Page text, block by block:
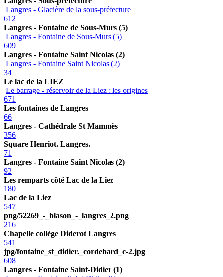
Langres - Glacière de la sous-préfecture
612
Langres - Fontaine de Sous-Murs (5)
Langres - Fontaine de Sous-Murs (5)
609
Langres - Fontaine Saint Nicolas (2)
Langres - Fontaine Saint Nicolas (2)
34
Le lac de la LIEZ
Le barrage - réservoir de la Liez : les origines
671
Les fontaines de Langres
66
Langres - Cathédrale St Mammès
356
Square Henriot. Langres.
71
Langres - Fontaine Saint Nicolas (2)
92
Les remparts côté Lac de la Liez
180
Lac de la Liez
547
png/52269_-_blason_-_langres_2.png
216
Chapelle collège Diderot Langres
541
jpg/fontaine_st_didier._cordebard_c-2.jpg
608
Langres - Fontaine Saint-Didier (1)